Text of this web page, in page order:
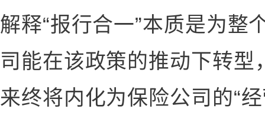
解释“报行合一”本质是为整
司能在该政策的推动下转型
来终将内化为保险公司的“